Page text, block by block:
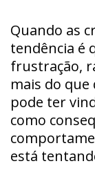
Quando as
tendência é
frustração,
mais do
pode ter
como
está